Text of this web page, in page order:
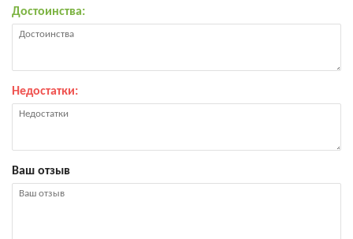
Достоинства:
Недостатки:
Ваш отзыв